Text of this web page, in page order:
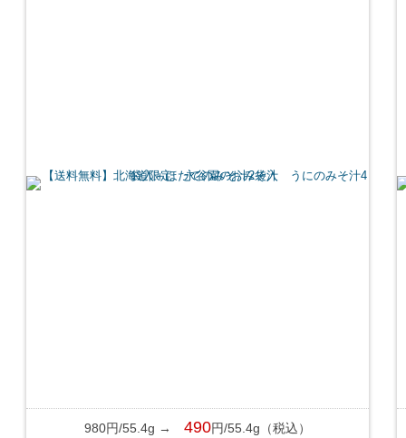
980円/55.4g → 490円/55.4g（税込）